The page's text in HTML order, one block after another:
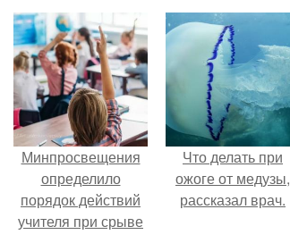
Минпросвещения
определило
порядок действий
учителя при срыве
Что делать при
ожоге от медузы,
рассказал врач.